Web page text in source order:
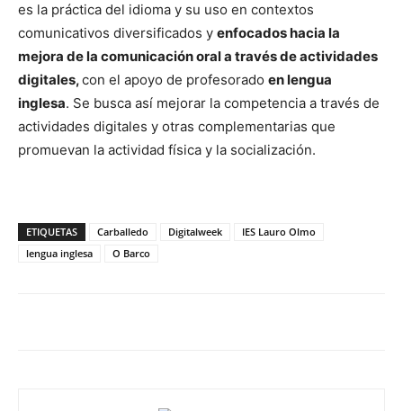
es la práctica del idioma y su uso en contextos
comunicativos diversificados y enfocados hacia la
mejora de la comunicación oral a través de actividades
digitales,con el apoyo de profesorado en lengua
inglesa. Se busca así mejorar la competencia a través de
actividades digitales y otras complementarias que
promuevan la actividad física y la socialización.
ETIQUETAS Carballedo Digitalweek
IES Lauro Olmo
lengua inglesa
O Barco